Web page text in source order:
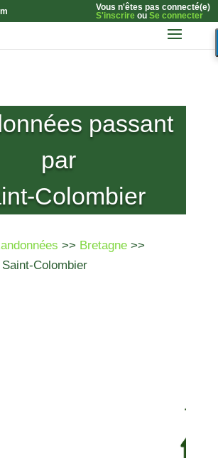
Vous n'êtes pas connecté(e)
S'inscrireou Se connecter
passant
par
Colombier
>> Bretagne>>
Colombier